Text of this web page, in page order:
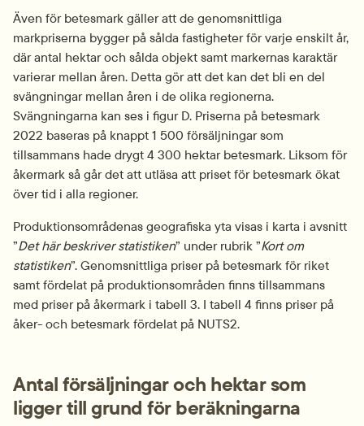
Även för betesmark gäller att de genomsnittliga
markpriserna bygger på sålda fastigheter för varje enskilt år,
där antal hektar och sålda objekt samt markernas karaktär
varierar mellan åren. Detta gör att det kan det bli en del
svängningar mellan åren i de olika regionerna.
Svängningarna kan ses i figur D. Priserna på betesmark
2022 baseras på knappt 1 500 försäljningar som
tillsammans hade drygt 4 300 hektar betesmark. Liksom för
åkermark så går det att utläsa att priset för betesmark ökat
över tid i alla regioner.
Produktionsområdenas geografiska yta visas i karta i avsnitt
”Det här beskriver statistiken” under rubrik ”Kort om
statistiken”. Genomsnittliga priser på betesmark för riket
samt fördelat på produktionsområden finns tillsammans
med priser på åkermark i tabell 3. I tabell 4 finns priser på
åker- och betesmark fördelat på NUTS2.
Antal försäljningar och hektar som
ligger till grund för beräkningarna